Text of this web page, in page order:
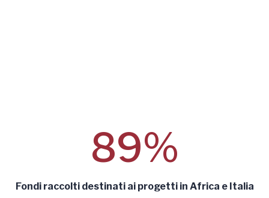
89%
Fondi raccolti destinati ai progetti in Africa e Italia